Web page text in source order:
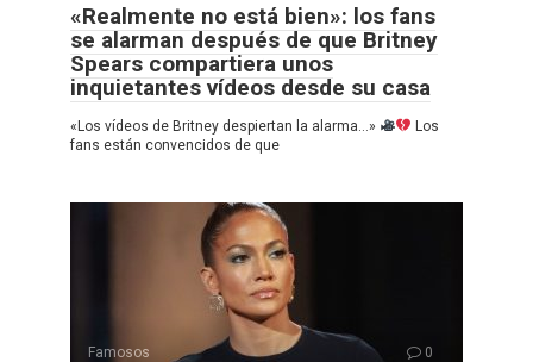
«Realmente no está bien»: los fans
se alarman después de que Britney
Spears compartiera unos
inquietantes vídeos desde su casa
«Los vídeos de Britney despiertan la alarma…»
Los
fans están convencidos de que
Famosos 0